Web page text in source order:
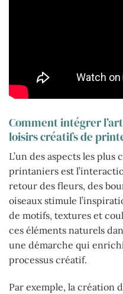
Comment intégrer
loisirs créatifs de
L’un des aspects les
printaniers est
retour des fleurs, des
oiseaux stimule
de motifs, textures et
ces éléments naturels
une démarche qui
processus créatif.
Par exemple, la création